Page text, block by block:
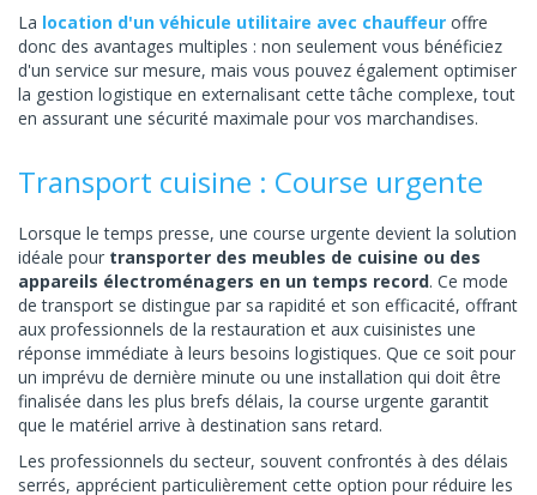
La location d'un véhicule utilitaire avec chauffeur offre
donc des avantages multiples : non seulement vous bénéficiez
d'un service sur mesure, mais vous pouvez également optimiser
la gestion logistique en externalisant cette tâche complexe, tout
en assurant une sécurité maximale pour vos marchandises.
Transport cuisine : Course urgente
Lorsque le temps presse, une course urgente devient la solution
idéale pour transporter des meubles de cuisine ou des
appareils électroménagers en un temps record. Ce mode
de transport se distingue par sa rapidité et son efficacité, offrant
aux professionnels de la restauration et aux cuisinistes une
réponse immédiate à leurs besoins logistiques. Que ce soit pour
un imprévu de dernière minute ou une installation qui doit être
finalisée dans les plus brefs délais, la course urgente garantit
que le matériel arrive à destination sans retard.
Les professionnels du secteur, souvent confrontés à des délais
serrés, apprécient particulièrement cette option pour réduire les